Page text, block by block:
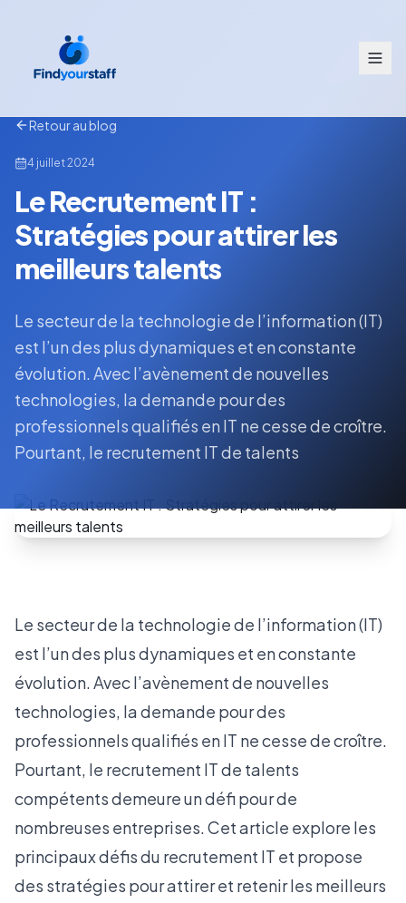
Retour au blog
4 juillet 2024
Le Recrutement IT :
Stratégies pour attirer les
meilleurs talents
Le secteur de la technologie de l’information (IT)
est l’un des plus dynamiques et en constante
évolution. Avec l’avènement de nouvelles
technologies, la demande pour des
professionnels qualifiés en IT ne cesse de croître.
Pourtant, le recrutement IT de talents
Le secteur de la technologie de l’information (IT)
est l’un des plus dynamiques et en constante
évolution. Avec l’avènement de nouvelles
technologies, la demande pour des
professionnels qualifiés en IT ne cesse de croître.
Pourtant, le recrutement IT de talents
compétents demeure un défi pour de
nombreuses entreprises. Cet article explore les
principaux défis du recrutement IT et propose
des stratégies pour attirer et retenir les meilleurs